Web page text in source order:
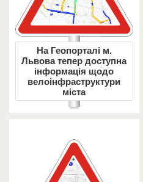
На Геопорталі м.
Львова тепер доступна
інформація щодо
велоінфраструктури
міста